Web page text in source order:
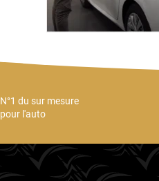
N°1 du sur mesure
pour l'auto